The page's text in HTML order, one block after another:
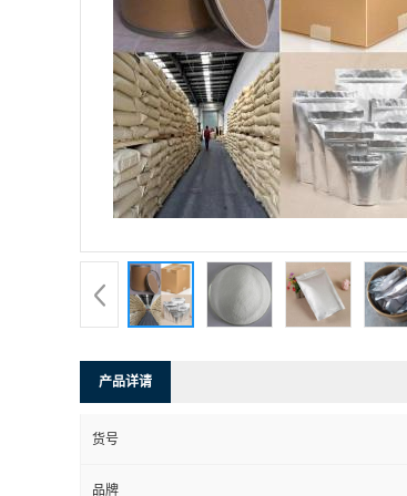
产品详请
货号
品牌